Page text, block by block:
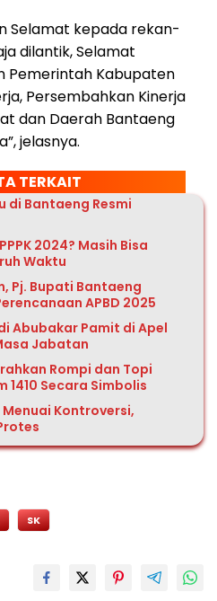
Selamat kepada rekan-
dilantik, Selamat
Pemerintah Kabupaten
Persembahkan Kinerja
dan Daerah Bantaeng
jelasnya.
TERKAIT
di Bantaeng Resmi
2024? Masih Bisa
Waktu
Pj. Bupati Bantaeng
APBD 2025
Abubakar Pamit di Apel
Jabatan
Rompi dan Topi
1410 Secara Simbolis
Menuai Kontroversi,
SK